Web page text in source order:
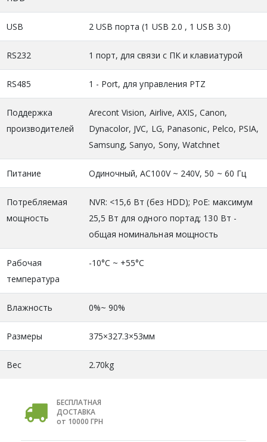
USB 2 USB порта (1 USB 2.0 , 1 USB 3.0)
RS232 1 порт, для связи с ПК и клавиатурой
RS485 1 - Port, для управления PTZ
Поддержка
производителей
Arecont Vision, Airlive, AXIS, Canon,
Dynacolor, JVC, LG, Panasonic, Pelco, PSIA,
Samsung, Sanyo, Sony, Watchnet
Питание Одиночный, AC100V ~ 240V, 50 ~ 60 Гц
Потребляемая
мощность
NVR: <15,6 Вт (без HDD); PoE: максимум
25,5 Вт для одного портад; 130 Вт -
общая номинальная мощность
Рабочая
температура
-10°C ~ +55°C
Влажность 0%~ 90%
Размеры 375×327.3×53мм
Вес 2.70kg
БЕСПЛАТНАЯ
ДОСТАВКА
от 10000 ГРН